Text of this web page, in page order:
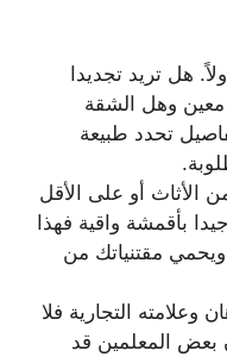
هل تريد تجديدا
معين وهل الشقة
تحدد طبيعة
الأثاث أو على الأقل
بأقمشة واقية فهذا
مقتنياتك من
وعلامته التجارية فلا
بعض المعلمين قد